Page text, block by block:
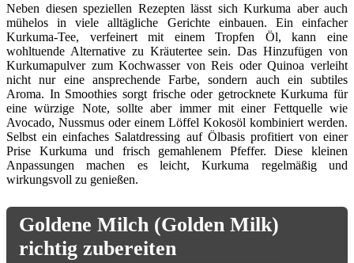
Neben diesen speziellen Rezepten lässt sich Kurkuma aber auch
mühelos in viele alltägliche Gerichte einbauen. Ein einfacher
Kurkuma-Tee, verfeinert mit einem Tropfen Öl, kann eine
wohltuende Alternative zu Kräutertee sein. Das Hinzufügen von
Kurkumapulver zum Kochwasser von Reis oder Quinoa verleiht
nicht nur eine ansprechende Farbe, sondern auch ein subtiles
Aroma. In Smoothies sorgt frische oder getrocknete Kurkuma für
eine würzige Note, sollte aber immer mit einer Fettquelle wie
Avocado, Nussmus oder einem Löffel Kokosöl kombiniert werden.
Selbst ein einfaches Salatdressing auf Ölbasis profitiert von einer
Prise Kurkuma und frisch gemahlenem Pfeffer. Diese kleinen
Anpassungen machen es leicht, Kurkuma regelmäßig und
wirkungsvoll zu genießen.
Goldene Milch (Golden Milk)
richtig zubereiten